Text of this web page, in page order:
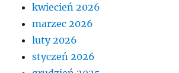
kwiecień 2026
marzec 2026
luty 2026
styczeń 2026